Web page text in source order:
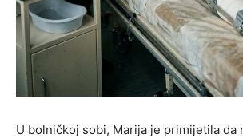
U bolničkoj sobi, Marija je primijetila da